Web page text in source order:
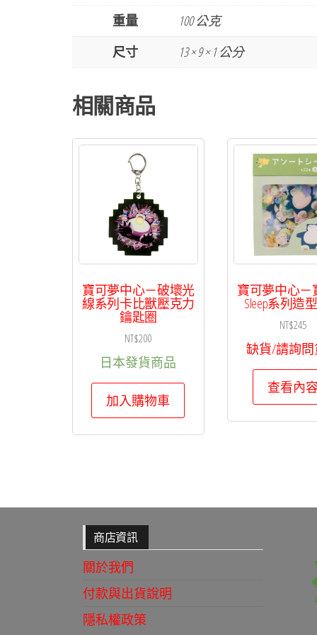
重量
100 公克
尺寸
13 × 9 × 1 公分
相關商品
寶可夢中心－破壞光
線系列卡比獸壓克力
鑰匙圈
NT$200
日本發貨商品
加入購物車
寶可夢中心－
Sleep系列造
NT$245
缺貨/請詢
查看內
商店資訊
關於我們
付款與出貨說明
隱私權政策